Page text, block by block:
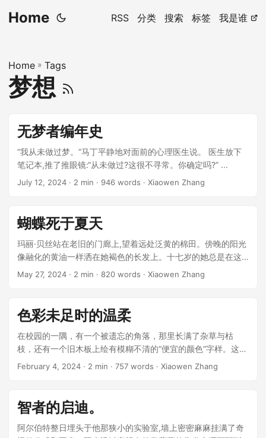
Home RSS 分类 搜索 标签 我是谁
Home » Tags
梦想
无梦者编年史
“我从未做过梦。“马丁平静地对面前的心理医生说。 医生放下
笔记本,推了推眼镜:“从未做过?这很不寻常。你确定吗?” ...
July 12, 2024 · 2 min · 946 words · Xiaowen Zhang
蝴蝶死于夏天
玛丽·贝丝站在老旧的门廊上,望着远处泛黄的棉田。傍晚的阳光
像融化的黄油一样洒在她褐色的长发上。十七岁的她总是在这
个时候想着那不切实际的梦。 “你又在发呆了。“身后传来母亲
May 27, 2024 · 2 min · 820 words · Xiaowen Zhang
色彩未足时的温柔
在校园的一隅，有一个被遗忘的角落，那里长满了杂草与枯
枝，还有一个旧木板上绘有模糊不清的“便宜的颜色”字样。这是
一处鲜有人至的地方，却是艾琳与查理的秘密基地。艾琳是艺
February 4, 2024 · 2 min · 757 words · Xiaowen Zhang
智者的启迪。
阿尔伯特整日埋头于他那狭小的实验室,墙上密密麻麻挂满了奇